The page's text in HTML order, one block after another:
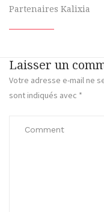
Partenaires Kalixia
Laisser un
Votre adresse e-mail ne
sont indiqués avec *